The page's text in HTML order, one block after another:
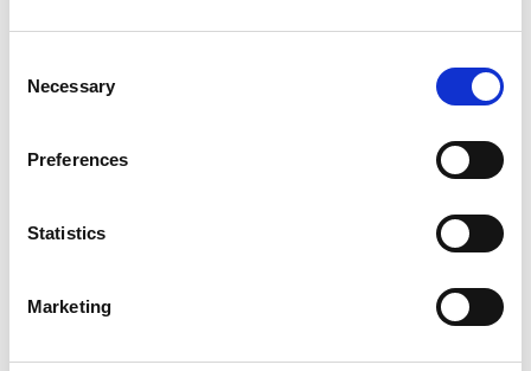
Selection
Necessary
Preferences
Statistics
Marketing
Luottamuksen saavuttaminen pienen ihmisen kanssa on paras
ja tärkein pohja lapsen tulevia vuosia ajatellen. On myös
erittäin tärkeää saada luottamukselliset välit perheiden
kanssa. Työtä tehdään omalla persoonalla, joka on liossa
sydämellä, joskin kanssakäymisissä tapahtuu toki virheitä,
joista otetaan opiksi. Tärkeää kasvatus- ja opetustyössä on
Päivähoito ja koulu haluavat auttaa lasta löytämään itsensä;
se voi tapahtua parhaiten yhteistyössä vanhempien kanssa.